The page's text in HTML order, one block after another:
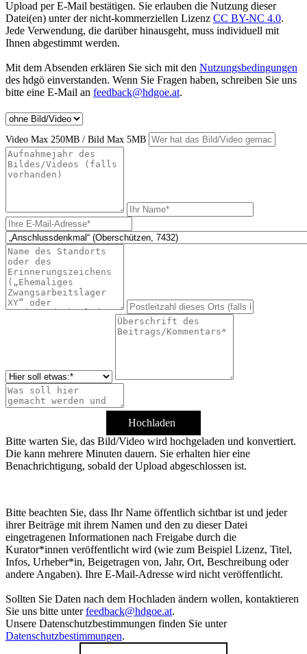
Upload per E-Mail bestätigen. Sie erlauben die Nutzung dieser
Datei(en) unter der nicht-kommerziellen Lizenz CC BY-NC 4.0.
Jede Verwendung, die darüber hinausgeht, muss individuell mit
Ihnen abgestimmt werden.
Mit dem Absenden erklären Sie sich mit den Nutzungsbedingungen
des hdgö einverstanden. Wenn Sie Fragen haben, schreiben Sie uns
bitte eine E-Mail an feedback@hdgoe.at.
Video Max 250MB / Bild Max 5MB
Hochladen
Bitte warten Sie, das Bild/Video wird hochgeladen und konvertiert.
Die kann mehrere Minuten dauern. Sie erhalten hier eine
Benachrichtigung, sobald der Upload abgeschlossen ist.
Bitte beachten Sie, dass Ihr Name öffentlich sichtbar ist und jeder
ihrer Beiträge mit ihrem Namen und den zu dieser Datei
eingetragenen Informationen nach Freigabe durch die
Kurator*innen veröffentlicht wird (wie zum Beispiel Lizenz, Titel,
Infos, Urheber*in, Beigetragen von, Jahr, Ort, Beschreibung oder
andere Angaben). Ihre E-Mail-Adresse wird nicht veröffentlicht.
Sollten Sie Daten nach dem Hochladen ändern wollen, kontaktieren
Sie uns bitte unterfeedback@hdgoe.at.
Unsere Datenschutzbestimmungen finden Sie unter
Datenschutzbestimmungen.